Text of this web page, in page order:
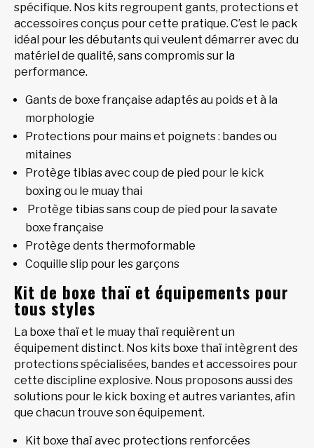
spécifique. Nos kits regroupent gants, protections et
accessoires conçus pour cette pratique. C’est le pack
idéal pour les débutants qui veulent démarrer avec du
matériel de qualité, sans compromis sur la
performance.
Gants de boxe française adaptés au poids et à la
morphologie
Protections pour mains et poignets : bandes ou
mitaines
Protège tibias avec coup de pied pour le kick
boxing ou le muay thai
Protège tibias sans coup de pied pour la savate
boxe française
Protège dents thermoformable
Coquille slip pour les garçons
Kit de boxe thaï et équipements pour
tous styles
La boxe thaï et le muay thaï requièrent un
équipement distinct. Nos kits boxe thaï intègrent des
protections spécialisées, bandes et accessoires pour
cette discipline explosive. Nous proposons aussi des
solutions pour le kick boxing et autres variantes, afin
que chacun trouve son équipement.
Kit boxe thaï avec protections renforcées